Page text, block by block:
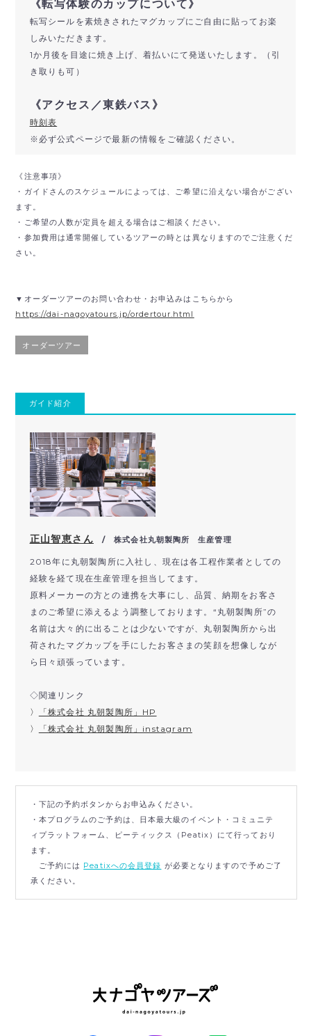
《転写体験のカップについて》
転写シールを素焼きされたマグカップにご自由に貼ってお楽
しみいただきます。
1か月後を目途に焼き上げ、着払いにて発送いたします。（引
き取りも可）
《アクセス／東鉄バス》
時刻表
※必ず公式ページで最新の情報をご確認ください。
《注意事項》
・ガイドさんのスケジュールによっては、ご希望に沿えない場合がござい
ます。
・ご希望の人数が定員を超える場合はご相談ください。
・参加費用は通常開催しているツアーの時とは異なりますのでご注意くだ
さい。
▼オーダーツアーのお問い合わせ・お申込みはこちらから
https://dai-nagoyatours.jp/ordertour.html
オーダーツアー
ガイド紹介
正山智恵さん / 株式会社丸朝製陶所 生産管理
2018年に丸朝製陶所に入社し、現在は各工程作業者としての
経験を経て現在生産管理を担当してます。
原料メーカーの方との連携を大事にし、品質、納期をお客さ
まのご希望に添えるよう調整しております。“丸朝製陶所”の
名前は大々的に出ることは少ないですが、丸朝製陶所から出
荷されたマグカップを手にしたお客さまの笑顔を想像しなが
ら日々頑張っています。
◇関連リンク
〉
「株式会社 丸朝製陶所」HP
〉
「株式会社 丸朝製陶所」instagram
・下記の予約ボタンからお申込みください。
・本プログラムのご予約は、日本最大級のイベント・コミュニテ
ィプラットフォーム、ピーティックス（Peatix）にて行っており
ます。
ご予約には Peatixへの会員登録 が必要となりますので予めご了
承ください。